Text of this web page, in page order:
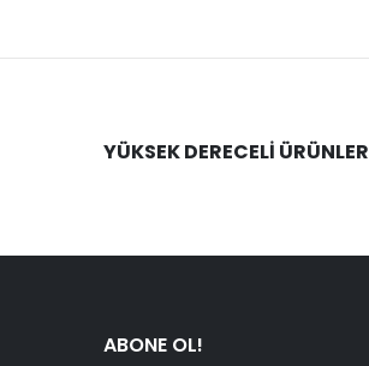
YÜKSEK DERECELİ ÜRÜNLER
ABONE OL!